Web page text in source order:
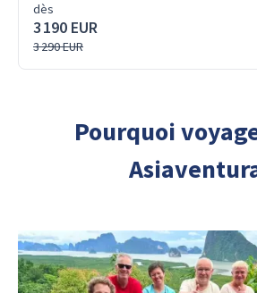
dès
3 190 EUR
3 290 EUR
Pourquoi
✔ Rencontrer des locaux - Hors